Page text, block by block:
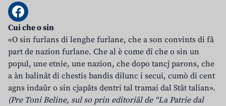
Cui che o sin
«O sin furlans di lenghe furlane, che a son convints di fâ
part de nazion furlane. Che al è come dî che o sin un
popul, une etnie, une nazion, che dopo tancj parons, che
a àn balinât di chestis bandis dilunc i secui, cumò di cent
agns indaûr o sin cjapâts dentri tal tramai dal Stât talian».
(Pre Toni Beline, sul so prin editoriâl de “La Patrie dal